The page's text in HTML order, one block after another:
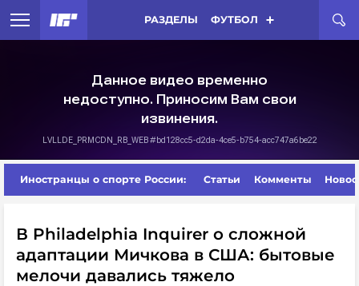
РАЗДЕЛЫ ФУТБОЛ
Иностранцы о спорте России: Статьи Комменты
В Philadelphia Inquirer о сложной
адаптации Мичкова в США: бытовые
мелочи давались тяжело